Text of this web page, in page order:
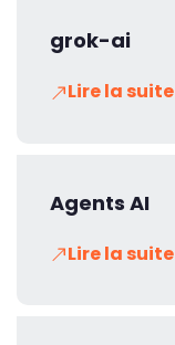
grok-ai
Lire la suite
Agents AI
Lire la suite